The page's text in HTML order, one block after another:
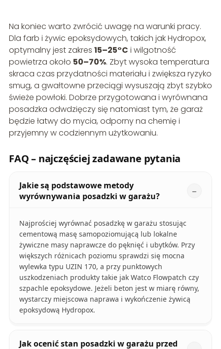
Na koniec warto zwrócić uwagę na warunki pracy.
Dla farb i żywic epoksydowych, takich jak Hydropox,
optymalny jest zakres 15–25°C i wilgotność
powietrza około 50–70%. Zbyt wysoka temperatura
skraca czas przydatności materiału i zwiększa ryzyko
smug, a gwałtowne przeciągi wysuszają zbyt szybko
świeże powłoki. Dobrze przygotowana i wyrównana
posadzka odwdzięczy się natomiast tym, że garaż
będzie łatwy do mycia, odporny na chemię i
przyjemny w codziennym użytkowaniu.
FAQ – najczęściej zadawane pytania
Jakie są podstawowe metody
wyrównywania posadzki w garażu?
Najprościej wyrównać posadzkę w garażu stosując
cementową masę samopoziomującą lub lokalne
żywiczne masy naprawcze do pęknięć i ubytków. Przy
większych różnicach poziomu sprawdzi się mocna
wylewka typu UZIN 170, a przy punktowych
uszkodzeniach produkty takie jak Watco Flowpatch czy
szpachle epoksydowe. Jeżeli beton jest w miarę równy,
wystarczy miejscowa naprawa i wykończenie żywicą
epoksydową Hydropox.
Jak ocenić stan posadzki w garażu przed